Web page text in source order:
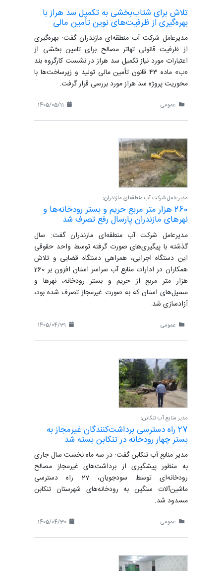
تلاش برای شتاب‌بخشی به تکمیل سد هراز با
بهره‌گیری از ظرفیت‌های نوین تأمین مالی
مدیرعامل شرکت آب منطقه‌ای مازندران گفت: بهره‌گیری
از ظرفیت قانونی تهاتر مصالح برای تامین بخشی از
اعتبارات مورد نیاز تکمیل سد هراز در نشست کارگروه بند
«ب» ماده ۴۳ قانون تأمین مالی تولید و زیرساخت‌ها با
محوریت پروژه سد هراز مورد بررسی قرار گرفت.
عمومی
مدیرعامل شرکت آب منطقه‌ای مازندران:
260 هزار متر مربع حریم و بستر رودخانه‌ها و
نهرهای مازندران پارسال رفع تصرف شد
مدیرعامل شرکت آب منطقه‌ای مازندران گفت: سال
گذشته با پیگیری‌های صورت گرفته توسط واحد حقوقی
این دستگاه اجرایی، همراهی دستگاه قضایی و تلاش
همکاران در ادارات منابع آب سراسر استان افزون بر 260
هزار متر مربع از حریم و بستر رودخانه، نهرها و
مسیل‌‌های استان که به صورت غیرمجاز تصرف شده بود،
آزادسازی شد.
عمومی
مدیر منابع آب تنکابن:
27 راه دسترسی برداشت‌کنندگان غیرمجاز به
بستر چهار رودخانه در تنکابن بسته شد
مدیر منابع آب تنکابن گفت: در سه ماه نخست سال جاری
به منظور پیشگیری از برداشت‌های غیرمجاز مصالح
رودخانه‌ای توسط سودجویان، 27 راه دسترسی
ماشین‌آلات سنگین به رودخانه‌های شهرستان تنکابن
مسدود شد.
عمومی